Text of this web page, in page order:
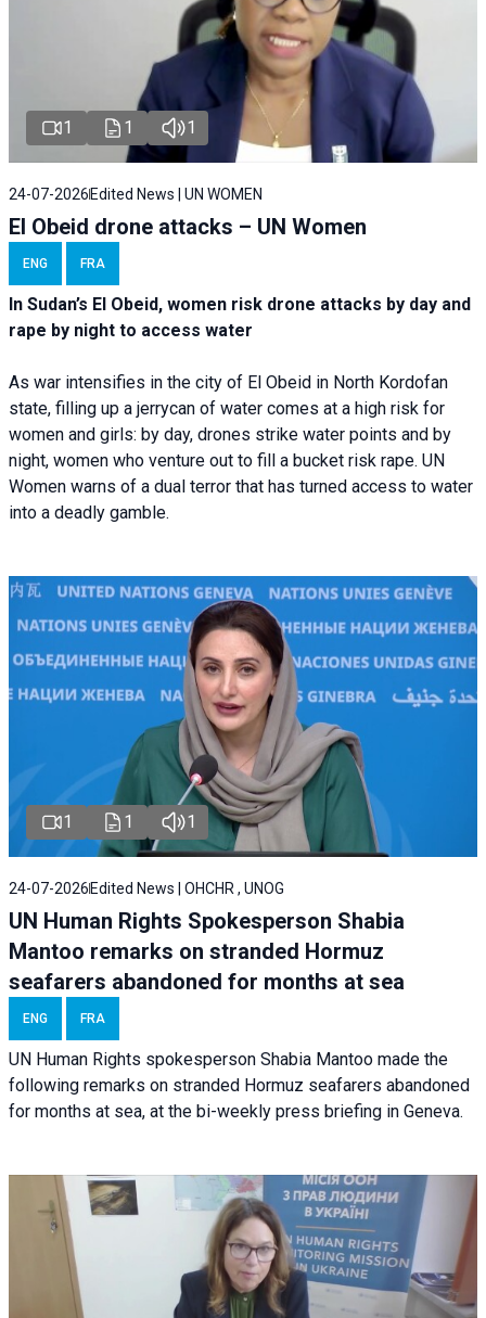
1 1 1
24-07-2026Edited News | UN WOMEN
El Obeid drone attacks – UN Women
ENG FRA
In Sudan’s El Obeid, women risk drone attacks by day and
rape by night to access water
As war intensifies in the city of El Obeid in North Kordofan
state, filling up a jerrycan of water comes at a high risk for
women and girls: by day, drones strike water points and by
night, women who venture out to fill a bucket risk rape. UN
Women warns of a dual terror that has turned access to water
into a deadly gamble.
1 1 1
24-07-2026 Edited News | OHCHR , UNOG
UN Human Rights Spokesperson Shabia
Mantoo remarks on stranded Hormuz
seafarers abandoned for months at sea
ENG FRA
UN Human Rights spokesperson Shabia Mantoo made the
following remarks on stranded Hormuz seafarers abandoned
for months at sea, at the bi-weekly press briefing in Geneva.